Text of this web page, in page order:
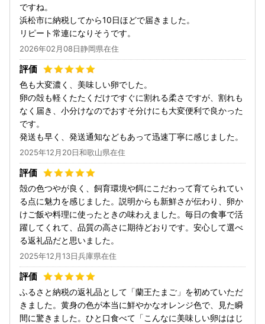
ですね。
浜松市に納税してから10日ほどで届きました。
リピート常連になりそうです。
2026年02月08日静岡県在住
色も大変濃く、美味しい卵でした。
卵の殻も軽くたたくだけですぐに割れる柔さですが、割れも
なく届き、小分けなのでおすそ分けにも大変便利で良かった
です。
発送も早く、発送通知などもあって迅速丁寧に感じました。
2025年12月20日和歌山県在住
殻の色つやが良く、飼育環境や餌にこだわって育てられてい
る点に魅力を感じました。説明からも新鮮さが伝わり、卵か
けご飯や料理に使ったときの味わえました。毎日の食事で活
躍してくれて、品質の高さに期待どおりです。安心して選べ
る返礼品だと思いました。
2025年12月13日兵庫県在住
ふるさと納税の返礼品として「蘭王たまご」を初めていただ
きました。黄身の色が本当に鮮やかなオレンジ色で、見た瞬
間に驚きました。ひと口食べて「こんなに美味しい卵ははじ